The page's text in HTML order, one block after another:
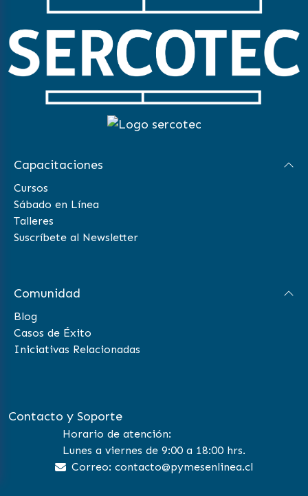
Capacitaciones
Cursos
Sábado en Línea
Talleres
Suscríbete al Newsletter
Comunidad
Blog
Casos de Éxito
Iniciativas Relacionadas
Contacto y Soporte
Horario de atención:
Lunes a viernes de 9:00 a 18:00 hrs.
Correo: contacto@pymesenlinea.cl